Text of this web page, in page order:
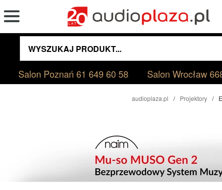
Salon Poznań61 649 60 58 Salon Wrocław
audioplaza.pl Projektory